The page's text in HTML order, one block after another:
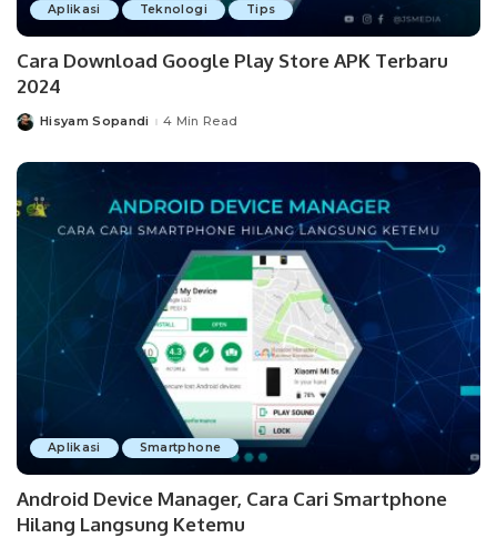
Aplikasi Teknologi Tips
Cara Download Google Play Store APK Terbaru
2024
PostedHisyam Sopandi 4 Min Read
Aplikasi Smartphone
Android Device Manager, Cara Cari Smartphone
Hilang Langsung Ketemu